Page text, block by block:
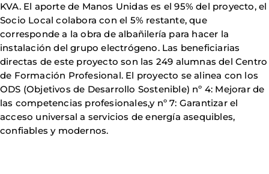
KVA. El aporte de Manos Unidas es el 95% del proyecto, el
Socio Local colabora con el 5% restante, que
corresponde a la obra de albañilería para hacer la
instalación del grupo electrógeno. Las beneficiarias
directas de este proyecto son las 249 alumnas del Centro
de Formación Profesional. El proyecto se alinea con los
ODS (Objetivos de Desarrollo Sostenible) nº 4: Mejorar de
las competencias profesionales,y nº 7: Garantizar el
acceso universal a servicios de energía asequibles,
confiables y modernos.